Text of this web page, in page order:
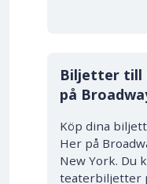
Biljetter till
på
Köp dina
Her på
New York. Du
teaterbiljetter